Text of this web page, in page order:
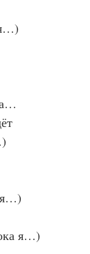
я…)